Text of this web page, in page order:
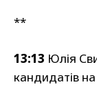
**
13:13 Юлія
кандидатів на